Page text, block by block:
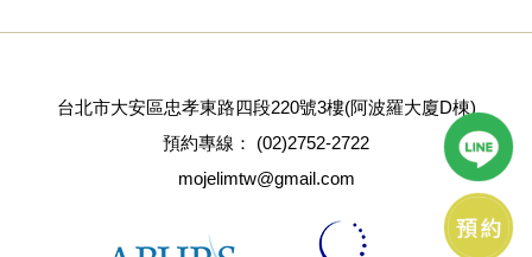
台北市大安區忠孝東路四段220號3樓(阿波羅大廈D棟)
預約專線：
(02)2752-2722
mojelimtw@gmail.com